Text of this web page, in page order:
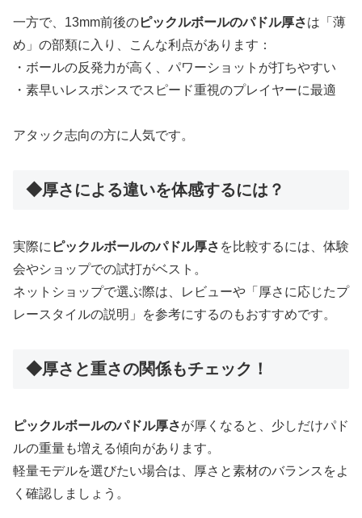
一方で、13mm前後のピックルボールのパドル厚さは「薄
め」の部類に入り、こんな利点があります：
・ボールの反発力が高く、パワーショットが打ちやすい
・素早いレスポンスでスピード重視のプレイヤーに最適
アタック志向の方に人気です。
◆厚さによる違いを体感するには？
実際に ピックルボールのパドル厚さ を比較するには、体験
会やショップでの試打がベスト。
ネットショップで選ぶ際は、レビューや「厚さに応じたプ
レースタイルの説明」を参考にするのもおすすめです。
◆厚さと重さの関係もチェック！
ピックルボールのパドル厚さが厚くなると、少しだけパド
ルの重量も増える傾向があります。
軽量モデルを選びたい場合は、厚さと素材のバランスをよ
く確認しましょう。